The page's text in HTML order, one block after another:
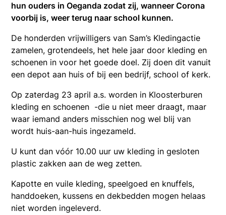
hun ouders in Oeganda zodat zij, wanneer Corona
voorbij is, weer terug naar school kunnen.
De honderden vrijwilligers van Sam’s Kledingactie
zamelen, grotendeels, het hele jaar door kleding en
schoenen in voor het goede doel. Zij doen dit vanuit
een depot aan huis of bij een bedrijf, school of kerk.
Op zaterdag 23 april a.s. worden in Kloosterburen
kleding en schoenen -die u niet meer draagt, maar
waar iemand anders misschien nog wel blij van
wordt huis-aan-huis ingezameld.
U kunt dan vóór 10.00 uur uw kleding in gesloten
plastic zakken aan de weg zetten.
Kapotte en vuile kleding, speelgoed en knuffels,
handdoeken, kussens en dekbedden mogen helaas
niet worden ingeleverd.